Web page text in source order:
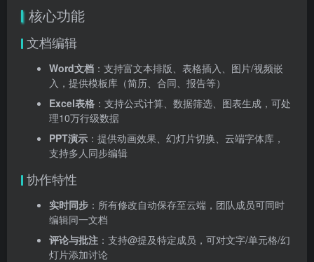
核心功能
文档编辑
Word文档 ：支持富文本排版、表格插入、图片/视频嵌
入，提供模板库（简历、合同、报告等）
Excel表格 ：支持公式计算、数据筛选、图表生成，可处
理10万行级数据
PPT演示 ：提供动画效果、幻灯片切换、云端字体库，
支持多人同步编辑
协作特性
实时同步 ：所有修改自动保存至云端，团队成员可同时
编辑同一文档
评论与批注 ：支持@提及特定成员，可对文字/单元格/幻
灯片添加讨论